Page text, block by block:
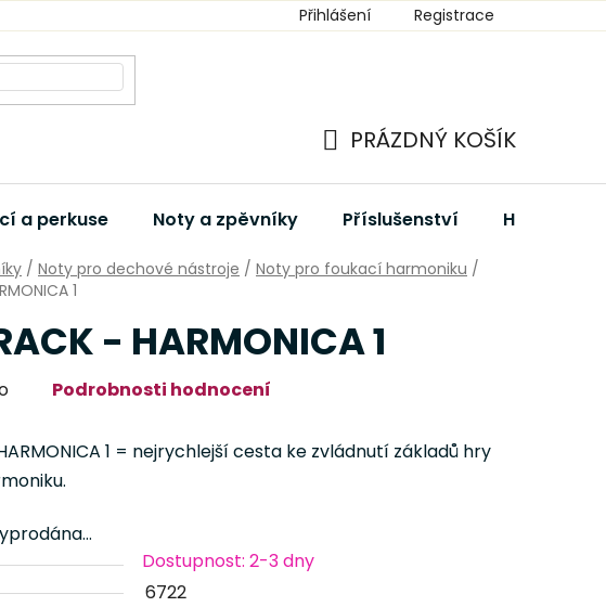
Přihlášení Registrace
KOŠÍK
PRÁZDNÝ KOŠÍK
a perkuse Noty a zpěvníky Příslušenství Hudební
/ Noty pro dechové nástroje / Noty pro foukací harmoniku /
1
- HARMONICA 1
Podrobnosti hodnocení
1 = nejrychlejší cesta ke zvládnutí základů hry
Dostupnost: 2-3 dny
6722